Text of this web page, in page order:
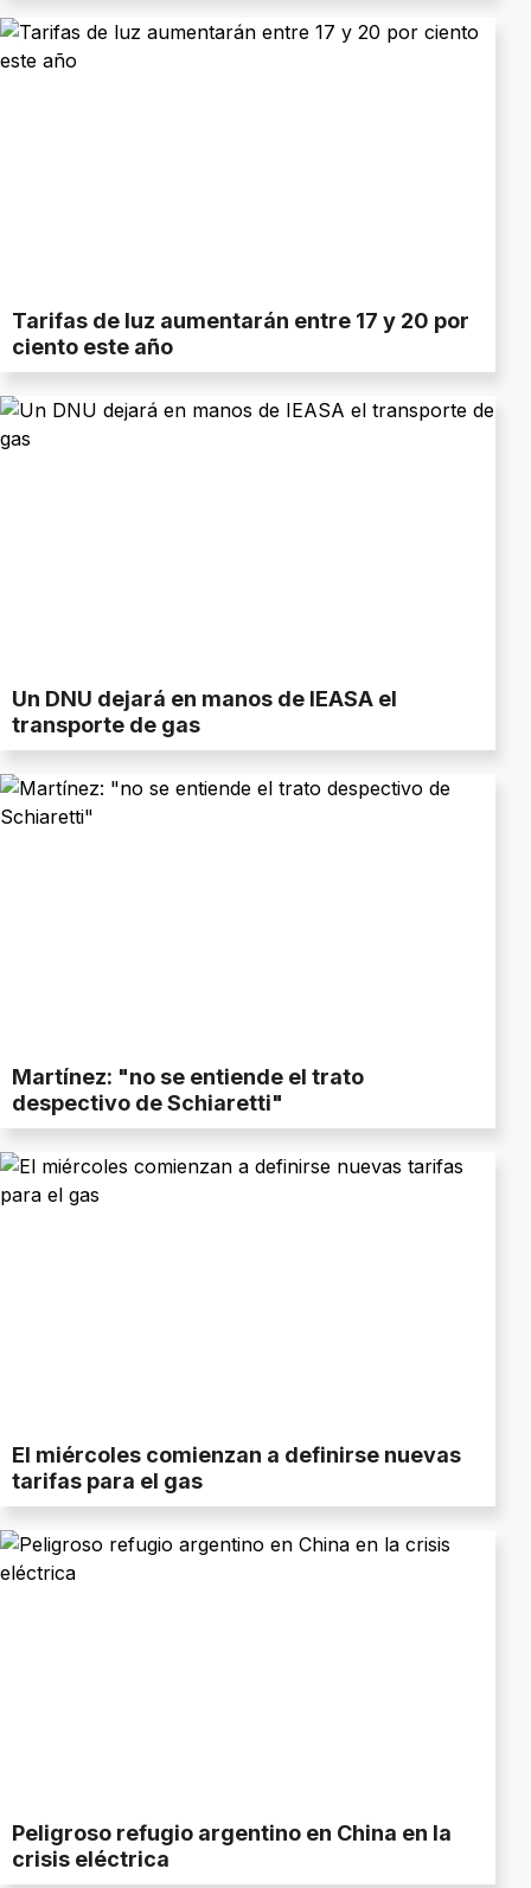
Tarifas de luz aumentarán entre 17 y 20 por
ciento este año
Un DNU dejará en manos de IEASA el
transporte de gas
Martínez: "no se entiende el trato
despectivo de Schiaretti"
El miércoles comienzan a definirse nuevas
tarifas para el gas
Peligroso refugio argentino en China en la
crisis eléctrica